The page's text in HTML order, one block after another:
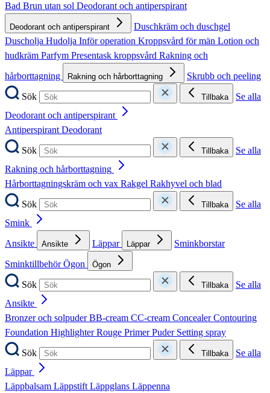
Bad Brun utan sol Deodorant och antiperspirant
Deodorant och antiperspirant
Duschkräm och duschgel
Duscholja Hudolja Inför operation Kroppsvård för män Lotion och
hudkräm Parfym Presentask kroppsvård Rakning och
hårborttagning
Rakning och hårborttagning
Skrubb och peeling
Sök
Tillbaka
Se alla
Deodorant och antiperspirant
AntiperspirantDeodorant
Sök
Tillbaka
Se alla
Rakning och hårborttagning
Hårborttagningskräm och vax Rakgel Rakhyvel och blad
Sök
Tillbaka
Se alla
Smink
Ansikte
Ansikte Läppar Läppar
Sminkborstar
SminktillbehörÖgon Ögon
Sök Tillbaka
Se alla
Ansikte
Bronzer och solpuderBB-cream CC-cream ConcealerContouring
Foundation HighlighterRouge PrimerPuder Setting spray
Sök
Tillbaka
Se alla
Läppar
Läppbalsam LäppstiftLäppglans Läppenna